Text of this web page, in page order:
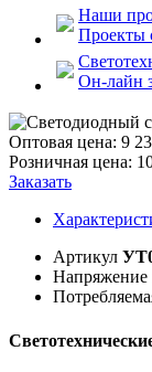
Наши
Проекты
Он-лайн
Оптовая цена: 9
Розничная цена:
Заказать
Артикул
Напряжение